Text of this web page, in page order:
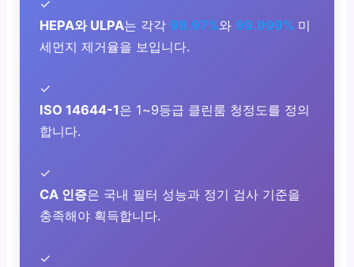
✓
HEPA와 ULPA는 각각 99.97%와 99.999% 미
세먼지 제거율을 보입니다.
✓
ISO 14644-1은 1~9등급 클린룸 청정도를 정의
합니다.
✓
CA 인증은 국내 필터 성능과 정기 검사 기준을
충족해야 획득합니다.
✓